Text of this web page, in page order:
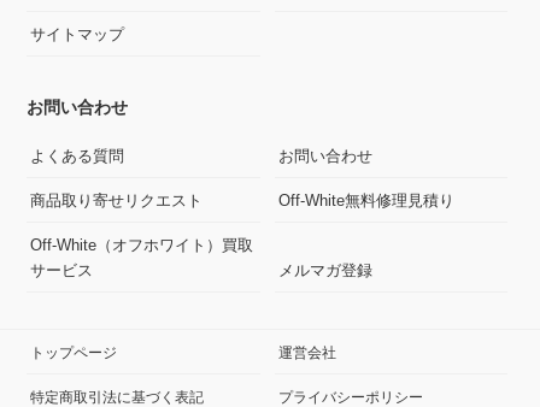
サイトマップ
お問い合わせ
よくある質問 お問い合わせ
商品取り寄せリクエスト Off-White無料修理見積り
Off-White（オフホワイト）買取
サービス
メルマガ登録
トップページ 運営会社
特定商取引法に基づく表記 プライバシーポリシー